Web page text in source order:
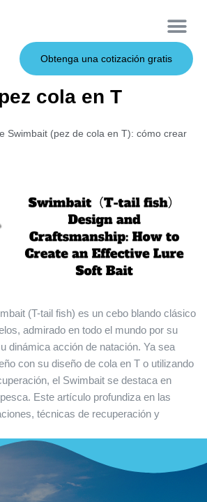
Obtenga una cotización gratis
cola en T
Swimbait (pez de cola en T): cómo crear
(T-tail fish) es un cebo blando clásico
admirado en todo el mundo por su
dinámica acción de natación. Ya sea
con su diseño de cola en T o utilizando
el Swimbait se destaca en
Este artículo profundiza en las
técnicas de recuperación y